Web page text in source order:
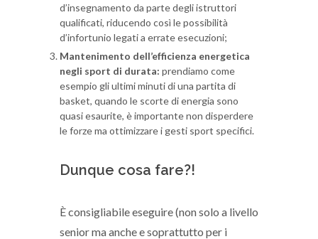
d’insegnamento da parte degli istruttori
qualificati, riducendo così le possibilità
d’infortunio legati a errate esecuzioni;
Mantenimento dell’efficienza energetica
negli sport di durata: prendiamo come
esempio gli ultimi minuti di una partita di
basket, quando le scorte di energia sono
quasi esaurite, è importante non disperdere
le forze ma ottimizzare i gesti sport specifici.
Dunque cosa fare?!
È consigliabile eseguire (non solo a livello
senior ma anche e soprattutto per i